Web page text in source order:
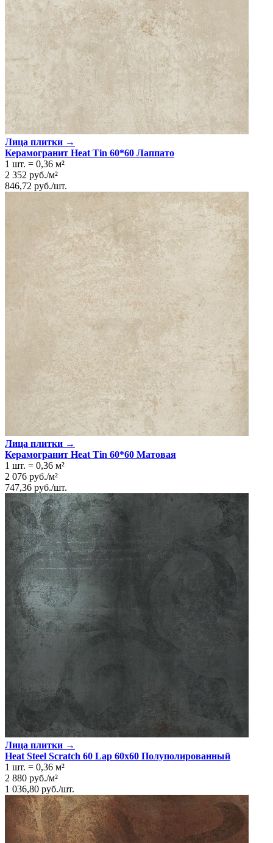
Лица плитки →
Керамогранит Heat Tin 60*60 Лаппато
1 шт. = 0,36 м²
2 352 руб./м²
846,72 руб./шт.
Лица плитки →
Керамогранит Heat Tin 60*60 Матовая
1 шт. = 0,36 м²
2 076 руб./м²
747,36 руб./шт.
Лица плитки →
Heat Steel Scratch 60 Lap 60x60 Пoлyполиpoванный
1 шт. = 0,36 м²
2 880 руб./м²
1 036,80 руб./шт.